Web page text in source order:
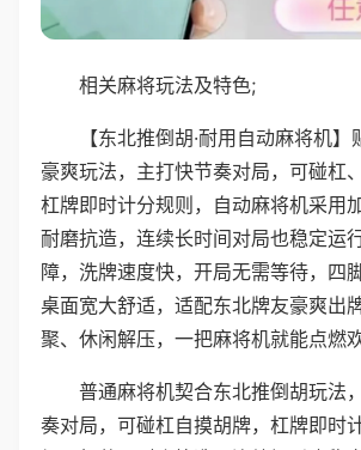
相关麻将玩法及特色;
【东北推倒胡·耐用自动麻将机
豪爽玩法，主打快节奏对局，可碰杠
杠牌即时计分规则，自动麻将机采用
耐磨抗造，连续长时间对局也稳定运
障，洗牌速度快，开局无需等待，四
桌面宽大舒适，适配东北牌友豪爽出
聚、休闲解压，一把麻将机就能点燃
普通麻将机契合东北推倒胡玩法
奏对局，可碰杠自摸胡牌，杠牌即时